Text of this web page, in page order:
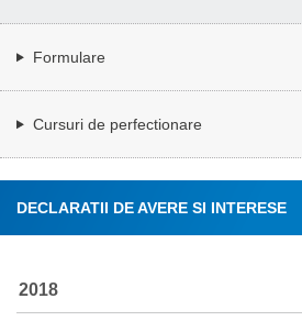
Formulare
Cursuri de perfectionare
DECLARATII DE AVERE SI INTERESE
2018